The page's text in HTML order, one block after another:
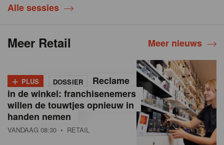
Alle sessies
Meer Retail Meer nieuws
+ PLUS DOSSIER
Reclame
in de winkel: franchisenemers
willen de touwtjes opnieuw in
handen nemen
VANDAAG 08:30 • RETAIL